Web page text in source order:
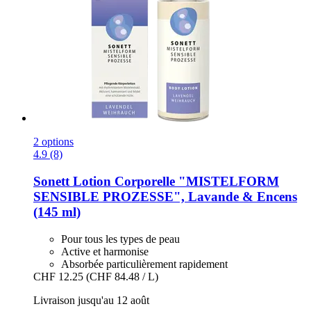
2 options
4.9 (8)
Sonett Lotion Corporelle "MISTELFORM
SENSIBLE PROZESSE", Lavande & Encens
(145 ml)
Pour tous les types de peau
Active et harmonise
Absorbée particulièrement rapidement
CHF 12.25 (CHF 84.48 / L)
Livraison jusqu'au 12 août